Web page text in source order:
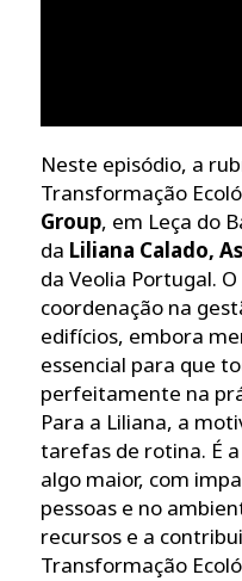
Neste episódio, a
Transformação
Group, em Leça do
da Liliana Calado,
da Veolia Portugal.
coordenação na
edifícios, embora
essencial para que
perfeitamente na
Para a Liliana, a
tarefas de rotina. É
algo maior, com
pessoas e no
recursos e a
Transformação